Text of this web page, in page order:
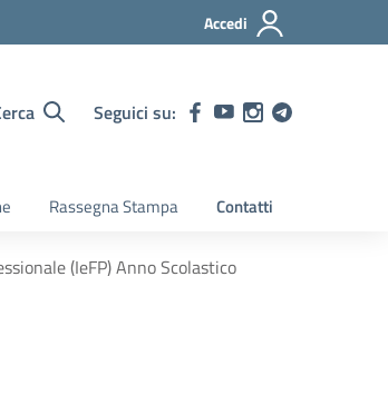
Accedi
Seguici su:
Rassegna Stampa Contatti
(IeFP) Anno Scolastico